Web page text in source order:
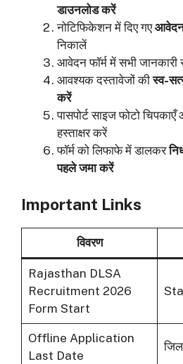
डाउनलोड करें
नोटिफिकेशन में दिए गएआवेदन
निकालें
आवेदन फॉर्म में सभी जानकारी
आवश्यक दस्तावेजों कीस्व-
करें
पासपोर्ट साइज फोटो चिपकाएँ
हस्ताक्षर करें
फॉर्म को लिफाफे में डालकर
पहले जमा करें
Important Links
विवरण
Rajasthan DLSA
Recruitment 2026
Form Start
Offline Application
Last Date